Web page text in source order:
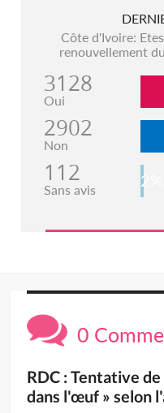
Côte d'Ivoire:
renouvellement
3128
Oui
2902
Non
112
Sans avis 2%
0
RDC : Tentative
dans l'œuf » selon